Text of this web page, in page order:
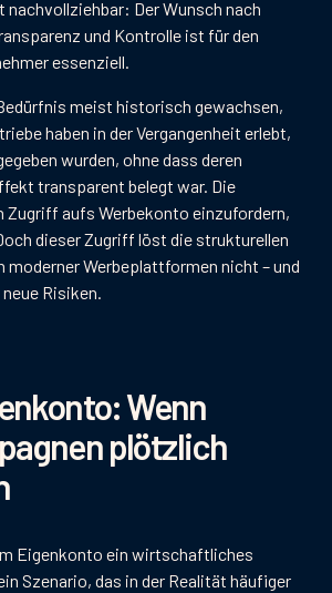
nachvollziehbar: Der Wunsch nach
und Kontrolle ist für den
essenziell.
meist historisch gewachsen,
haben in der Vergangenheit erlebt,
wurden, ohne dass deren
transparent belegt war. Die
Zugriff aufs Werbekonto einzufordern,
dieser Zugriff löst die strukturellen
moderner Werbeplattformen nicht – und
Risiken.
Wenn
plötzlich
Eigenkonto ein wirtschaftliches
Szenario, das in der Realität häufiger